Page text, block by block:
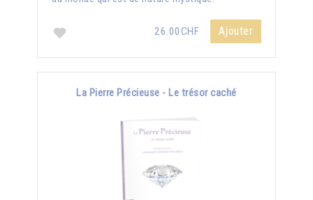
26.00CHF Ajouter
La Pierre Précieuse - Le trésor caché